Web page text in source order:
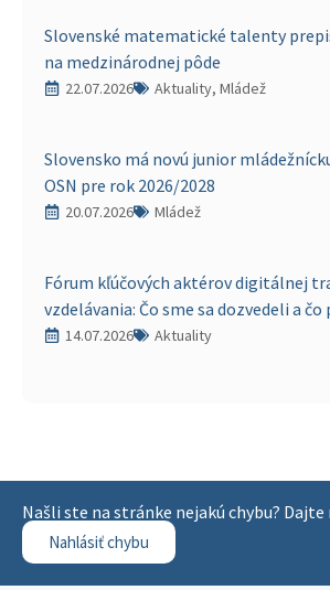
Slovenské matematické talenty
na medzinárodnej pôde
22.07.2026 Aktuality, Mládež
Slovensko má novú junior
OSN pre rok 2026/2028
20.07.2026 Mládež
Fórum kľúčových aktérov digitálnej
vzdelávania: Čo sme sa dozvedeli a čo
14.07.2026 Aktuality
Našli ste na stránke nejakú chybu? Dajte
Nahlásiť chybu